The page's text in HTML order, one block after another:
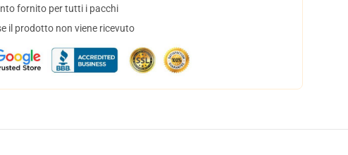
fornito per tutti i pacchi
il prodotto non viene ricevuto